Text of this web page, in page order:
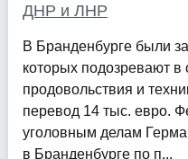
ДНР и ЛНР
В Бранденбурге были
которых подозревают в
продовольствия и
перевод 14 тыс. евро.
уголовным делам
в Бранденбурге по п...